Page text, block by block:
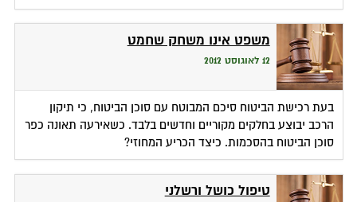
משפט אינו משחק שחמט
12 לאוגוסט 2012
בעת רכישת הביטוח סיכם המבוטח עם סוכן הביטוח, כי תיקון
הרכב יבוצע בחלקים מקוריים וחדשים בלבד. כשאירעה תאונה כפר
סוכן הביטוח בהסכמות. כיצד הכריע המחוזי?
טיפול כושל ורשלני